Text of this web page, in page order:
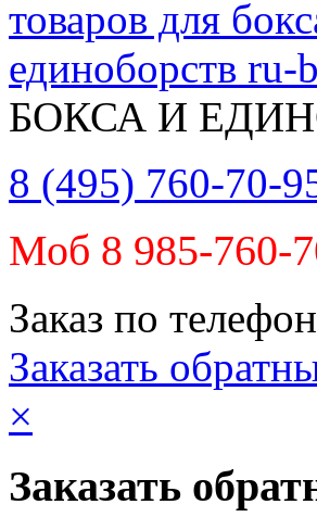
БОКСА И
8 (495) 760-70-
Моб 8 985-760-
Заказ по
Заказать
×
Заказать